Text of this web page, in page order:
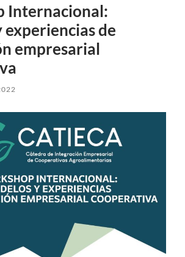
Internacional:
experiencias de
empresarial